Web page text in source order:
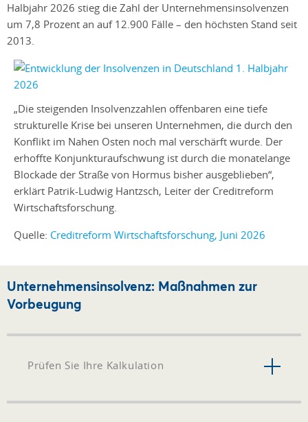
Halbjahr 2026 stieg die Zahl der Unternehmensinsolvenzen
um 7,8 Prozent an auf 12.900 Fälle – den höchsten Stand seit
2013.
„Die steigenden Insolvenzzahlen offenbaren eine tiefe
strukturelle Krise bei unseren Unternehmen, die durch den
Konflikt im Nahen Osten noch mal verschärft wurde. Der
erhoffte Konjunkturaufschwung ist durch die monatelange
Blockade der Straße von Hormus bisher ausgeblieben“,
erklärt Patrik-Ludwig Hantzsch, Leiter der Creditreform
Wirtschaftsforschung.
Quelle: Creditreform Wirtschaftsforschung, Juni 2026
Unternehmensinsolvenz: Maßnahmen zur
Vorbeugung
Prüfen Sie Ihre Kalkulation